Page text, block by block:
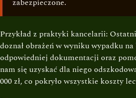
zabezpieczone.
Przykład z praktyki kancelarii:
doznał obrażeń w wyniku wypadku
odpowiedniej dokumentacji oraz
nam się uzyskać dla niego
000 zł, co pokryło wszystkie koszty